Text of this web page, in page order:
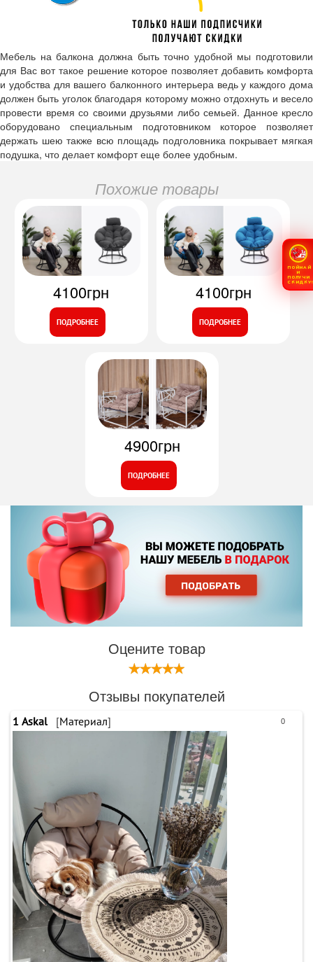
Мебель на балкона должна быть точно удобной мы подготовили
для Вас вот такое решение которое позволяет добавить комфорта
и удобства для вашего балконного интерьера ведь у каждого дома
должен быть уголок благодаря которому можно отдохнуть и весело
провести время со своими друзьями либо семьей. Данное кресло
оборудовано специальным подготовником которое позволяет
держать шею также всю площадь подголовника покрывает мягкая
подушка, что делает комфорт еще более удобным.
Похожие товары
4100грн
ПОДРОБНЕЕ
4100грн
ПОДРОБНЕЕ
4900грн
ПОДРОБНЕЕ
Оцените товар
Отзывы покупателей
0
1 Askal [Материал]
ПОЙМАЙ
И
ПОЛУЧИ
СКИДКУ!